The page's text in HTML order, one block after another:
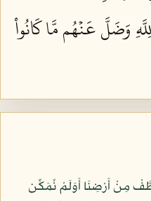
وَضَلَّ عَنۡهُم مَّا كَانُواْ
مِنْ أَرْضِنَا أَوَلَمْ نُمَكِّن